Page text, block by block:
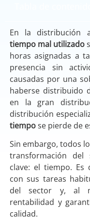
En la distribución
tiempo mal utilizado
horas asignadas a
presencia sin
causadas por una
haberse distribuido
en la gran
distribución
tiempose pierde de
Sin embargo, todos
transformación
clave: el tiempo.
con sus tareas
del sector y, al
rentabilidad y
calidad.